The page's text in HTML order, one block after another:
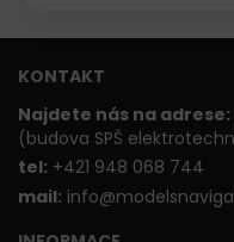
KONTAKT
Najdete nás na adrese:
(budova SPŠ
tel: +421 948 068 744
mail: